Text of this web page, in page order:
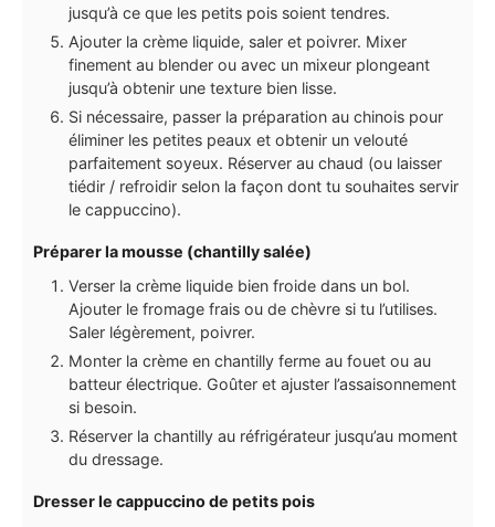
jusqu’à ce que les petits pois soient tendres.
Ajouter la crème liquide, saler et poivrer. Mixer
finement au blender ou avec un mixeur plongeant
jusqu’à obtenir une texture bien lisse.
Si nécessaire, passer la préparation au chinois pour
éliminer les petites peaux et obtenir un velouté
parfaitement soyeux. Réserver au chaud (ou laisser
tiédir / refroidir selon la façon dont tu souhaites servir
le cappuccino).
Préparer la mousse (chantilly salée)
Verser la crème liquide bien froide dans un bol.
Ajouter le fromage frais ou de chèvre si tu l’utilises.
Saler légèrement, poivrer.
Monter la crème en chantilly ferme au fouet ou au
batteur électrique. Goûter et ajuster l’assaisonnement
si besoin.
Réserver la chantilly au réfrigérateur jusqu’au moment
du dressage.
Dresser le cappuccino de petits pois